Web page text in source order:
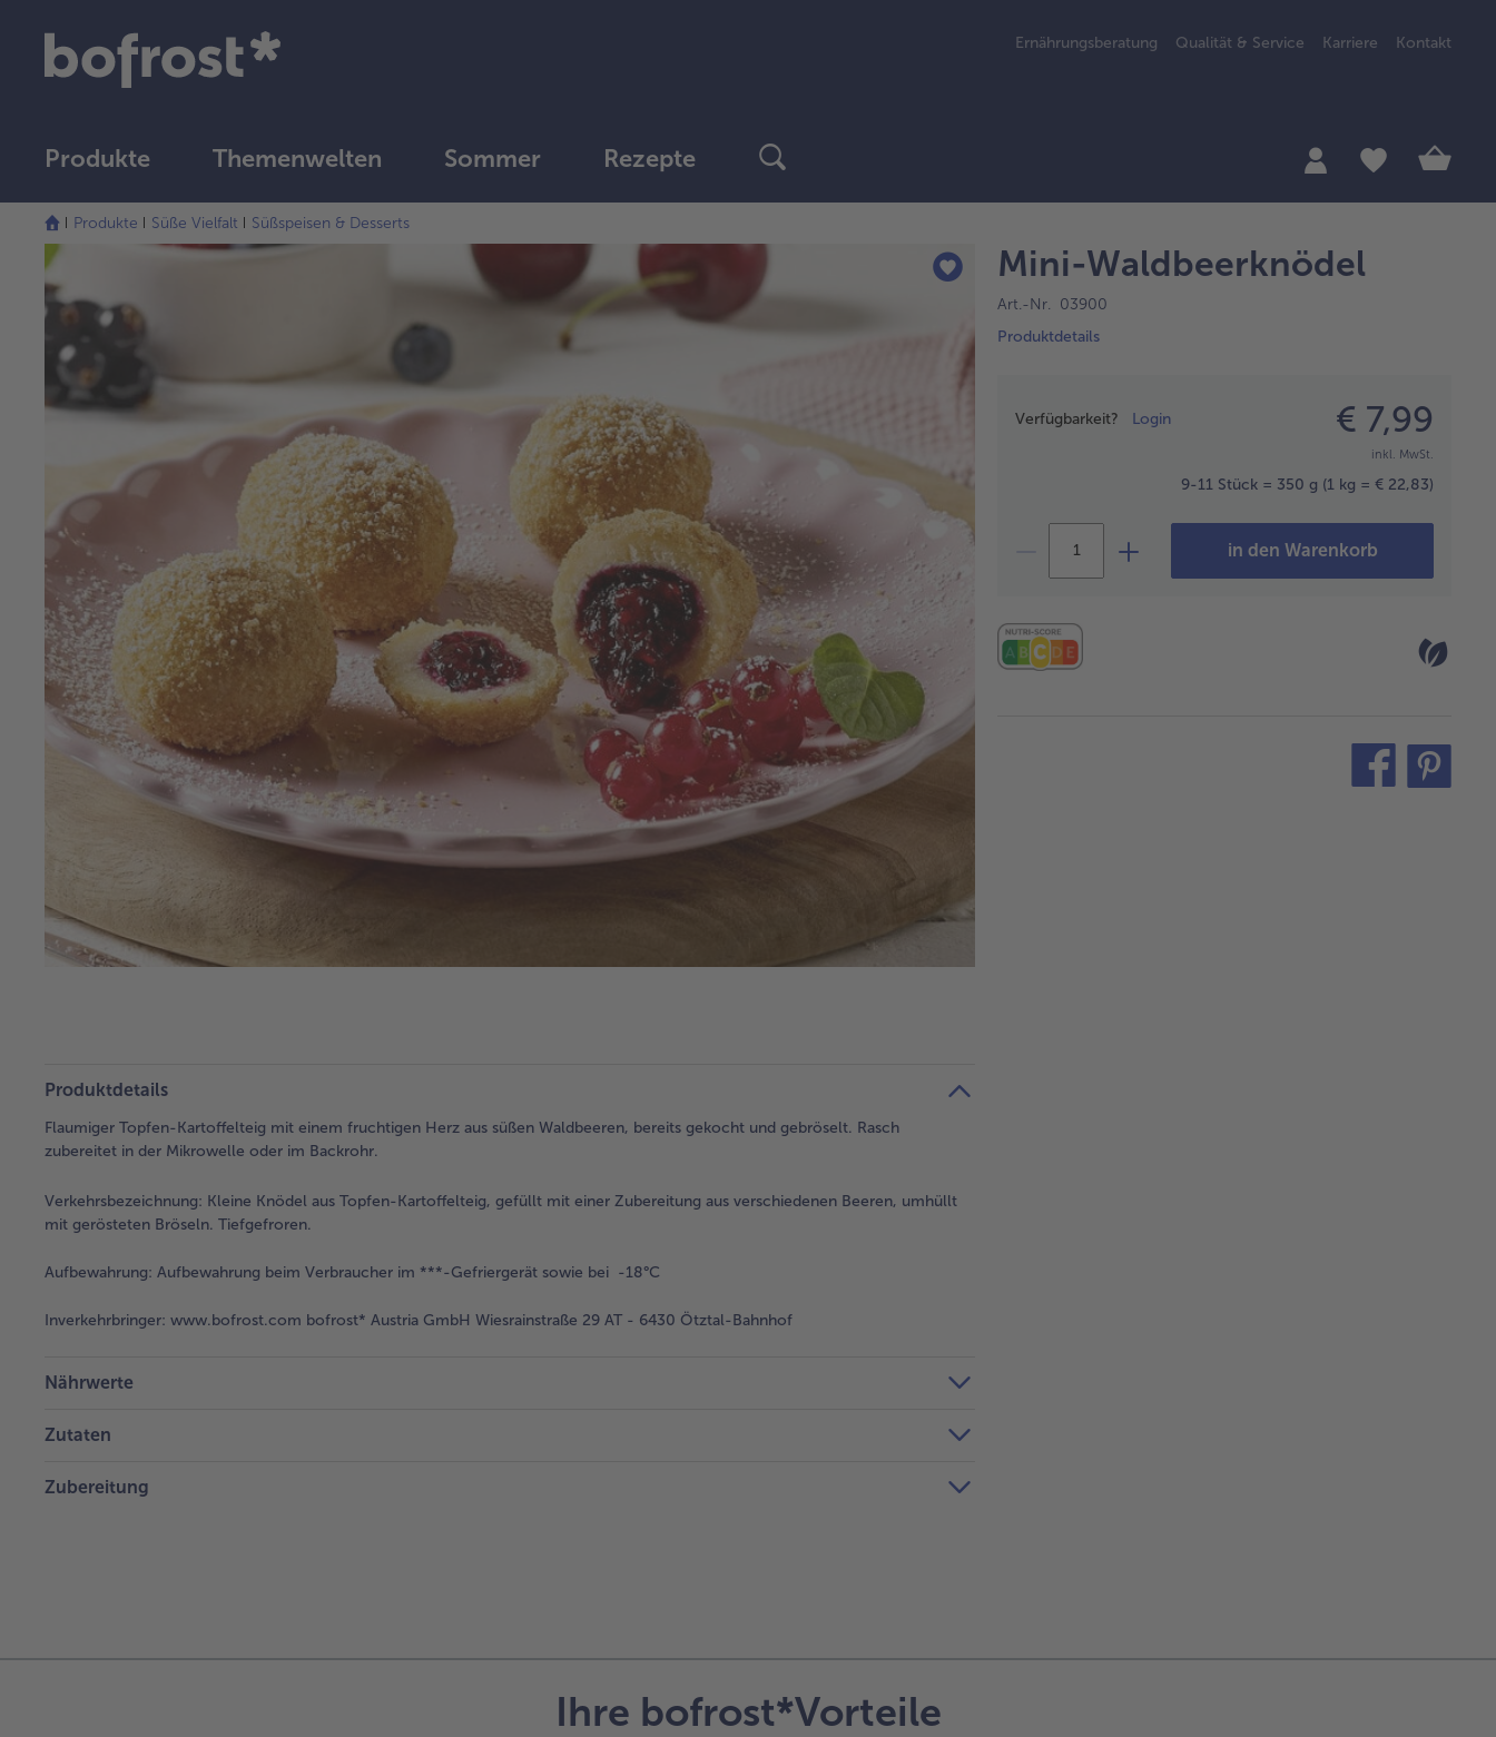
Ernährungsberatung Qualität & Service Karriere Kontakt
Produkte Themenwelten Sommer Rezepte
Produkte Süße Vielfalt Süßspeisen & Desserts
Mini-Waldbeerknödel
Art.-Nr. 03900
Produktdetails
Verfügbarkeit? Login € 7,99
inkl. MwSt.
9-11 Stück = 350 g (1 kg = € 22,83)
in den Warenkorb
teilen
Produktdetails
Flaumiger Topfen-Kartoffelteig mit einem fruchtigen Herz aus süßen Waldbeeren, bereits gekocht und gebröselt. Rasch
zubereitet in der Mikrowelle oder im Backrohr.
Verkehrsbezeichnung: Kleine Knödel aus Topfen-Kartoffelteig, gefüllt mit einer Zubereitung aus verschiedenen Beeren, umhüllt
mit gerösteten Bröseln. Tiefgefroren.
Aufbewahrung: Aufbewahrung beim Verbraucher im ***-Gefriergerät sowie bei -18°C
Inverkehrbringer: www.bofrost.com bofrost* Austria GmbH Wiesrainstraße 29 AT - 6430 Ötztal-Bahnhof
Nährwerte
Zutaten
Zubereitung
Ihre bofrost*Vorteile